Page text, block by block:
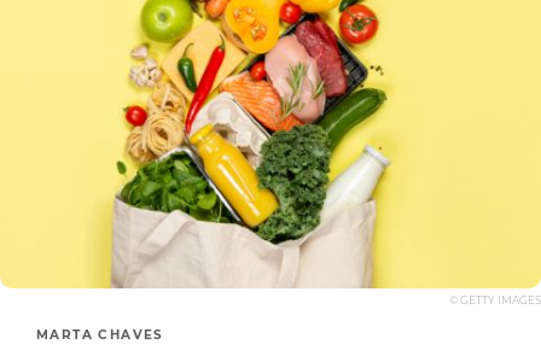
© GETTY IMAGES
MARTA CHAVES